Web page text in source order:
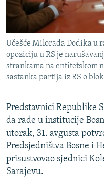
VIŠE OD NASLOVA
GENOCID U SREBRENICI
POPLAVE I KLIZIŠTA U BIH
TV LIBERTY
POST SCRIPTUM
MOJA EVROPA
TRI DECENIJE OD RATA U BIH
SVE KARTE DEJTONA
NASTANAK I RASPAD
PRATITE NAS
Sve RFE/RL stranice
Učešće Milorada Dodika u
opoziciju u RS je
strankama na entitetskom
sastanka partija iz RS o
Predstavnici Republike
da rade u institucije
utorak, 31. avgusta
Predsjedništva Bosne i
prisustvovao sjednici
Sarajevu.